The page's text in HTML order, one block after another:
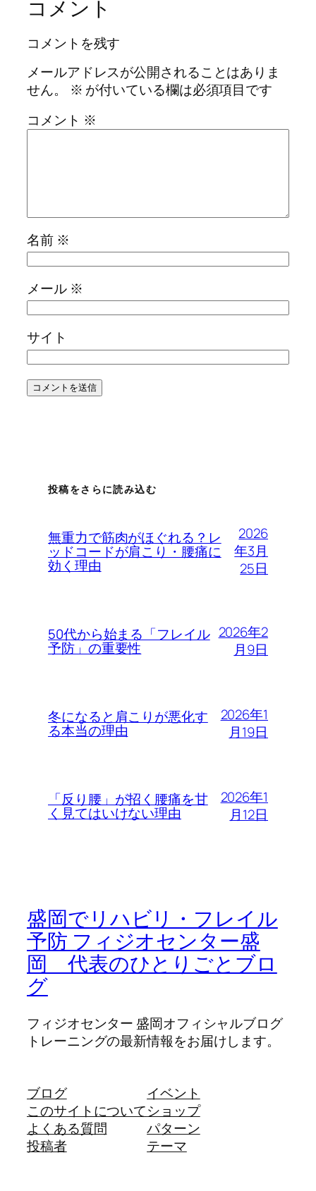
コメント
コメントを残す
メールアドレスが公開されることはありま
せん。
※ が付いている欄は必須項目です
コメント ※
名前 ※
メール ※
サイト
投稿をさらに読み込む
無重力で筋肉がほぐれる？レ
ッドコードが肩こり・腰痛に
効く理由
2026
年3月
25日
50代から始まる「フレイル
予防」の重要性
2026年2
月9日
冬になると肩こりが悪化す
る本当の理由
2026年1
月19日
「反り腰」が招く腰痛を甘
く見てはいけない理由
2026年1
月12日
盛岡でリハビリ・フレイル
予防 フィジオセンター盛
岡 代表のひとりごとブロ
グ
フィジオセンター 盛岡オフィシャルブログ
トレーニングの最新情報をお届けします。
ブログ
このサイトについて
よくある質問
投稿者
イベント
ショップ
パターン
テーマ